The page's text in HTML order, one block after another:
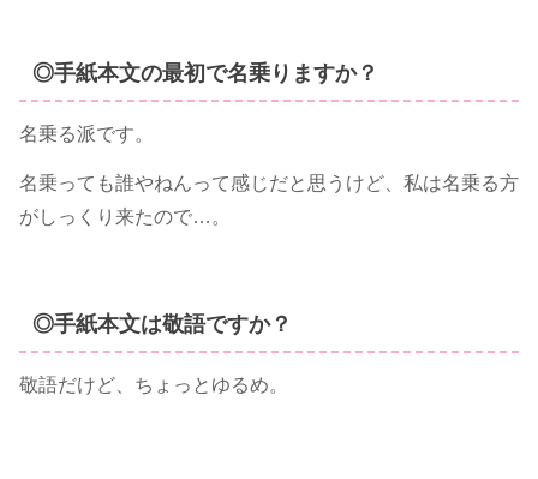
◎手紙本文の最初で名乗りますか？
名乗る派です。
名乗っても誰やねんって感じだと思うけど、私は名乗る方
がしっくり来たので…。
◎手紙本文は敬語ですか？
敬語だけど、ちょっとゆるめ。